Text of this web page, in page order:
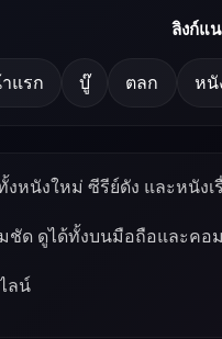
ลิงก์แ
แรก บู๊ ตลก หนั
หนังใหม่ ซีรีย์ดัง และหนังเ
ชัด ดูได้ทั้งบนมือถือและค
ลน์